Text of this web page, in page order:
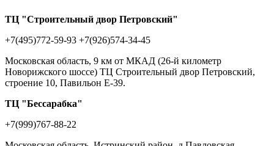
ТЦ "Строительный двор Петровский"
+7(495)772-59-93 +7(926)574-34-45
Московская область, 9 км от МКАД (26-й километр
Новорижского шоссе) ТЦ Строительный двор Петровский,
строение 10, Павильон Е-39.
ТЦ "Бессарабка"
+7(999)767-88-22